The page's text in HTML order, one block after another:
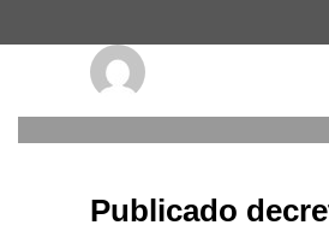
Publicado